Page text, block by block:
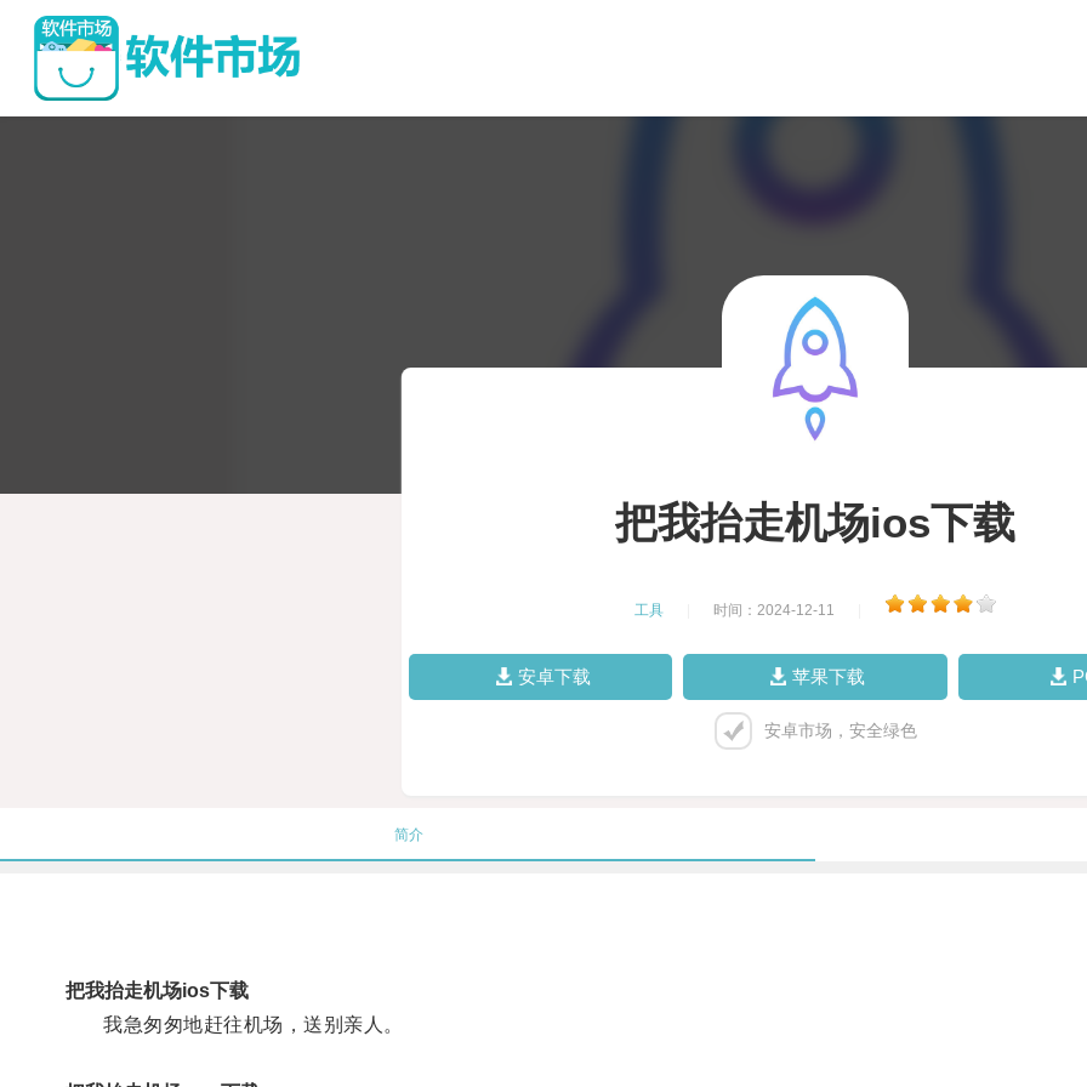
把我抬走机场ios下载
工具 时间：2024-12-11
安卓下载 苹果下载
安卓市场，安全绿色
简介
把我抬走机场ios下载
我急匆匆地赶往机场，送别亲人。